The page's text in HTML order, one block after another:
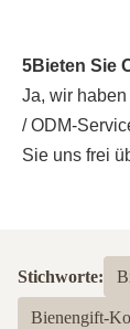
5Bieten Sie
Ja, wir
/ ODM-
Sie uns frei
Stichworte:
Bienengift-